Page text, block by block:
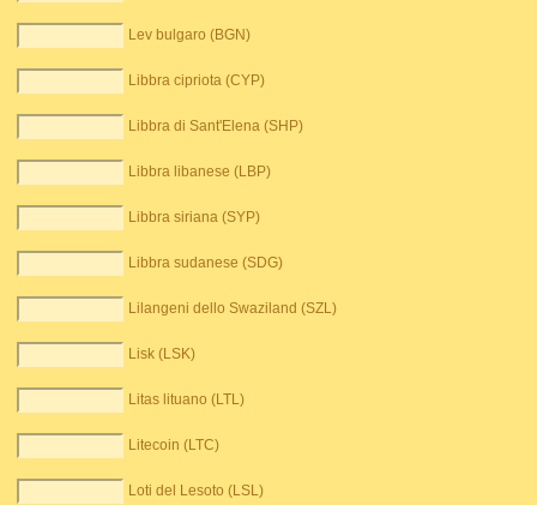
Lev bulgaro (BGN)
Libbra cipriota (CYP)
Libbra di Sant'Elena (SHP)
Libbra libanese (LBP)
Libbra siriana (SYP)
Libbra sudanese (SDG)
Lilangeni dello Swaziland (SZL)
Lisk (LSK)
Litas lituano (LTL)
Litecoin (LTC)
Loti del Lesoto (LSL)